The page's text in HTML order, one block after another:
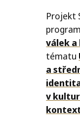
Projekt
válek
tématu
a
v